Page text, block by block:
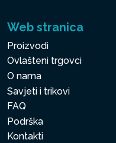
Web stranica
Proizvodi
Ovlašteni trgovci
O nama
Savjeti i trikovi
FAQ
Podrška
Kontakti